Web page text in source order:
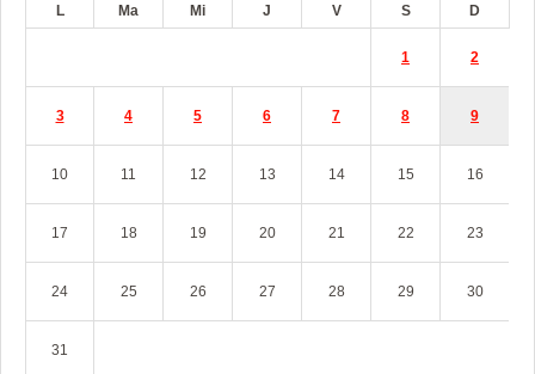
L Ma Mi J V S D
1 2
3 4 5 6 7 8 9
10 11 12 13 14 15 16
17 18 19 20 21 22 23
24 25 26 27 28 29 30
31